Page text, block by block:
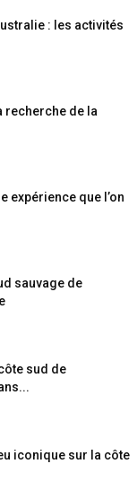
: les activités
recherche de la
expérience que l’on
sauvage de
sud de
iconique sur la côte